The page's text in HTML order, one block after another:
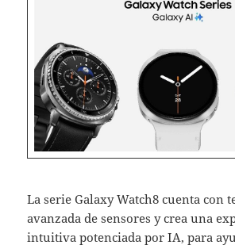
La serie Galaxy Watch8 cuenta con
avanzada de sensores y crea una
intuitiva potenciada por IA, para